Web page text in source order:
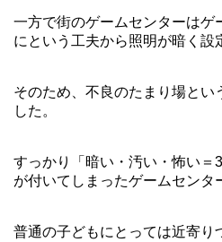
一方で街のゲームセンターはゲ
にという工夫から照明が暗く設
そのため、不良のたまり場とい
した。
すっかり「暗い・汚い・怖い＝
が付いてしまったゲームセンタ
普通の子どもにとっては近寄り